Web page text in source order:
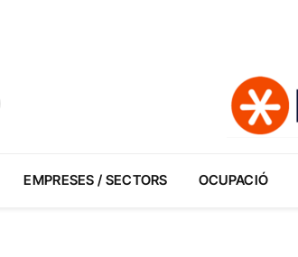
EMPRESES / SECTORS OCUPACIÓ